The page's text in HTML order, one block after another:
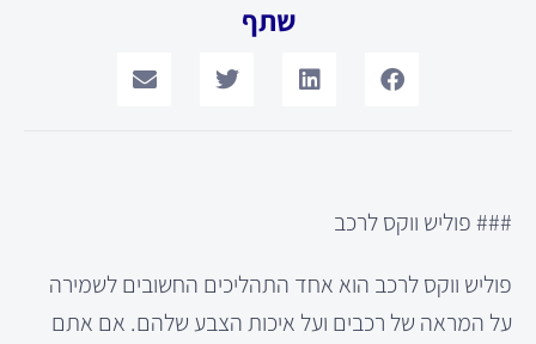
שתף
### פוליש ווקס לרכב
פוליש ווקס לרכב הוא אחד התהליכים החשובים לשמירה
על המראה של רכבים ועל איכות הצבע שלהם. אם אתם